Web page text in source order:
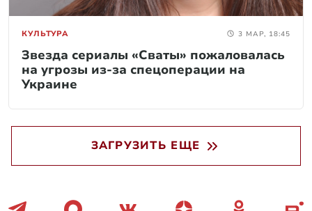
КУЛЬТУРА 3 МАР, 18:45
Звезда сериалы «Сваты» пожаловалась
на угрозы из-за спецоперации на
Украине
ЗАГРУЗИТЬ ЕЩЕ